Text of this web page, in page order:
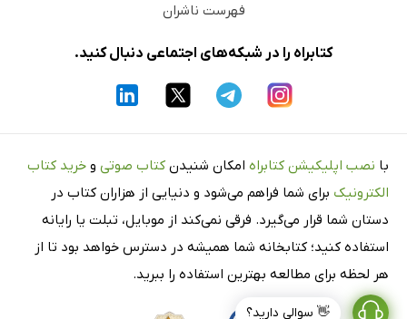
👋 سوالی دارید؟
فهرست ناشران
کتابراه را در شبکه‌های اجتماعی دنبال کنید.
با نصب اپلیکیشن کتابراه امکان شنیدن کتاب صوتی و خرید کتاب
الکترونیک برای شما فراهم می‌شود و دنیایی از هزاران کتاب در
دستان شما قرار می‌گیرد. فرقی نمی‌کند از موبایل، تبلت یا رایانه
استفاده کنید؛ کتابخانه شما همیشه در دسترس خواهد بود تا از
هر لحظه برای مطالعه بهترین استفاده را ببرید.